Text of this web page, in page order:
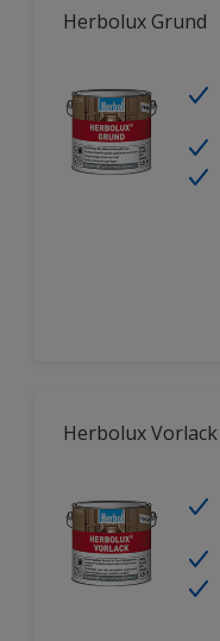
Herbolux Grund
Herbolux Vorlack